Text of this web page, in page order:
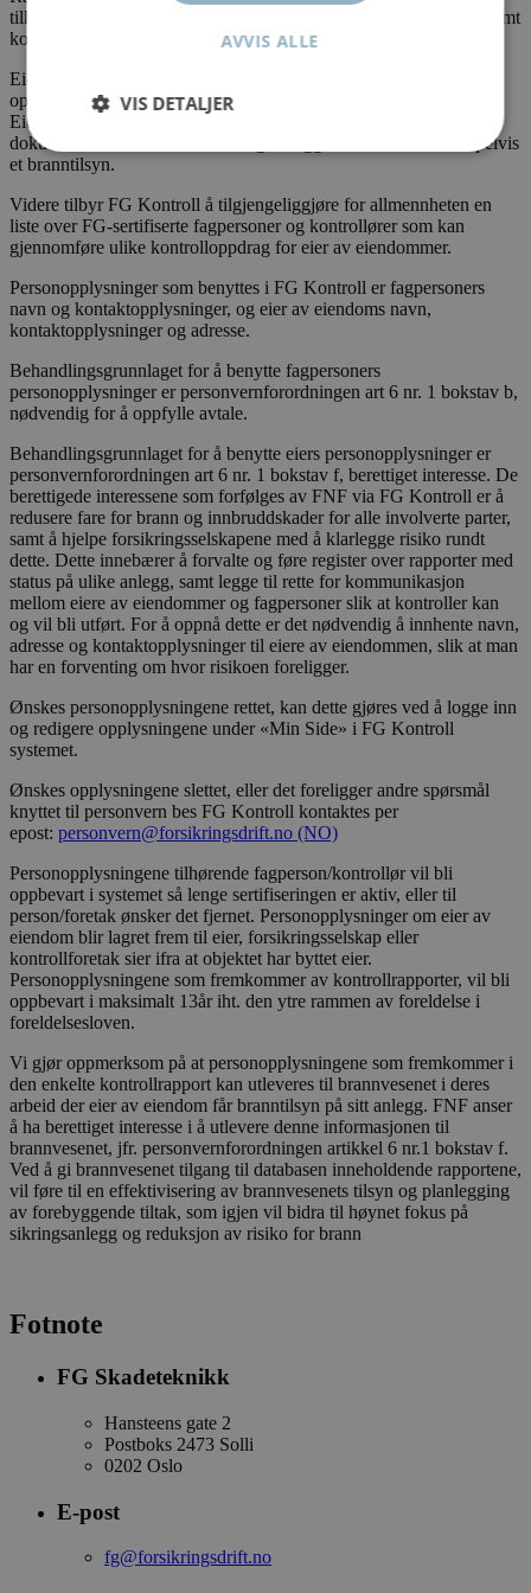
tilknyttet systemet, eier av eiendommen der kontrollen er utført, samt
kontrolløren selv.
Eier av registrerte anlegg og bygninger får tilgang til sine
opplysninger i systemet, og kan legge inn forespørsel om kontroll.
Eier vil videre eksempelvis kunne benytte rapportene til å
dokumentere at kontroll av sikringsanlegg er utført, ved eksempelvis
et branntilsyn.
Videre tilbyr FG Kontroll å tilgjengeliggjøre for allmennheten en
liste over FG-sertifiserte fagpersoner og kontrollører som kan
gjennomføre ulike kontrolloppdrag for eier av eiendommer.
Personopplysninger som benyttes i FG Kontroll er fagpersoners
navn og kontaktopplysninger, og eier av eiendoms navn,
kontaktopplysninger og adresse.
Behandlingsgrunnlaget for å benytte fagpersoners
personopplysninger er personvernforordningen art 6 nr. 1 bokstav b,
nødvendig for å oppfylle avtale.
Behandlingsgrunnlaget for å benytte eiers personopplysninger er
personvernforordningen art 6 nr. 1 bokstav f, berettiget interesse. De
berettigede interessene som forfølges av FNF via FG Kontroll er å
redusere fare for brann og innbruddskader for alle involverte parter,
samt å hjelpe forsikringsselskapene med å klarlegge risiko rundt
dette. Dette innebærer å forvalte og føre register over rapporter med
status på ulike anlegg, samt legge til rette for kommunikasjon
mellom eiere av eiendommer og fagpersoner slik at kontroller kan
og vil bli utført. For å oppnå dette er det nødvendig å innhente navn,
adresse og kontaktopplysninger til eiere av eiendommen, slik at man
har en forventing om hvor risikoen foreligger.
Ønskes personopplysningene rettet, kan dette gjøres ved å logge inn
og redigere opplysningene under «Min Side» i FG Kontroll
systemet.
Ønskes opplysningene slettet, eller det foreligger andre spørsmål
knyttet til personvern bes FG Kontroll kontaktes per
epost: personvern@forsikringsdrift.no (NO)
Personopplysningene tilhørende fagperson/kontrollør vil bli
oppbevart i systemet så lenge sertifiseringen er aktiv, eller til
person/foretak ønsker det fjernet. Personopplysninger om eier av
eiendom blir lagret frem til eier, forsikringsselskap eller
kontrollforetak sier ifra at objektet har byttet eier.
Personopplysningene som fremkommer av kontrollrapporter, vil bli
oppbevart i maksimalt 13år iht. den ytre rammen av foreldelse i
foreldelsesloven.
Vi gjør oppmerksom på at personopplysningene som fremkommer i
den enkelte kontrollrapport kan utleveres til brannvesenet i deres
arbeid der eier av eiendom får branntilsyn på sitt anlegg. FNF anser
å ha berettiget interesse i å utlevere denne informasjonen til
brannvesenet, jfr. personvernforordningen artikkel 6 nr.1 bokstav f.
Ved å gi brannvesenet tilgang til databasen inneholdende rapportene,
vil føre til en effektivisering av brannvesenets tilsyn og planlegging
av forebyggende tiltak, som igjen vil bidra til høynet fokus på
sikringsanlegg og reduksjon av risiko for brann
Fotnote
FG Skadeteknikk
Hansteens gate 2
Postboks 2473 Solli
0202 Oslo
E-post
fg@forsikringsdrift.no
AVVIS ALLE
VIS DETALJER